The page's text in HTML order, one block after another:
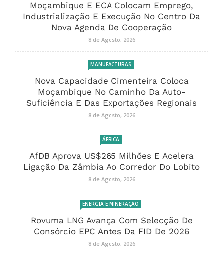
Moçambique E ECA Colocam Emprego,
Industrialização E Execução No Centro Da
Nova Agenda De Cooperação
8 de Agosto, 2026
MANUFACTURAS
Nova Capacidade Cimenteira Coloca
Moçambique No Caminho Da Auto-
Suficiência E Das Exportações Regionais
8 de Agosto, 2026
ÁFRICA
AfDB Aprova US$265 Milhões E Acelera
Ligação Da Zâmbia Ao Corredor Do Lobito
8 de Agosto, 2026
ENERGIA E MINERAÇÃO
Rovuma LNG Avança Com Selecção De
Consórcio EPC Antes Da FID De 2026
8 de Agosto, 2026